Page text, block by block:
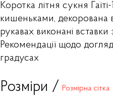
Коротка літня сукня
кишеньками, декорована
рукавах виконані вставки
Рекомендації щодо
градусах
Розміри / Розмірна сітка